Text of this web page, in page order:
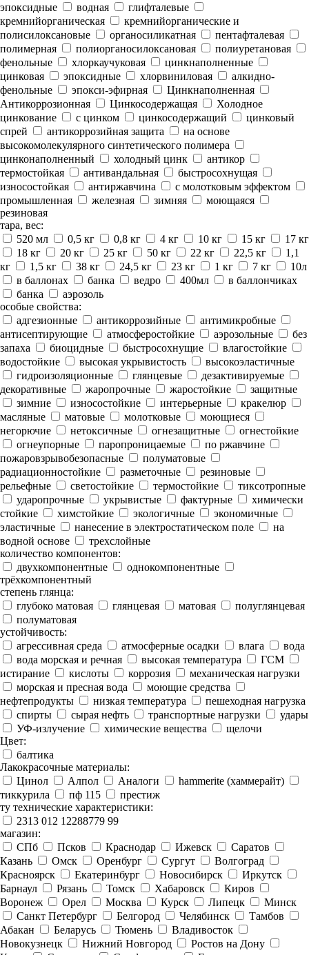
эпоксидные
водная
глифталевые
кремнийорганическая
кремнийорганические и
полисилоксановые
органосиликатная
пентафталевая
полимерная
полиорганосилоксановая
полиуретановая
фенольные
хлоркаучуковая
цинкнаполненные
цинковая
эпоксидные хлорвиниловая
алкидно-
фенольные
эпокси-эфирная
Цинкнаполненная
Антикоррозионная
Цинкосодержащая
Холодное
цинкование
с цинком цинкосодержащий
цинковый
спрей
антикоррозийная защита
на основе
высокомолекулярного синтетического полимера
цинконаполненный
холодный цинк
антикор
термостойкая
антивандальная
быстросохнущая
износостойкая
антиржавчина
с молотковым эффектом
промышленная
железная зимняя
моющаяся
резиновая
тара, вес:
520 мл
0,5 кг 0,8 кг 4 кг 10 кг 15 кг
17 кг
18 кг
20 кг 25 кг 50 кг 22 кг 22,5 кг
1,1
кг
1,5 кг 38 кг 24,5 кг 23 кг 1 кг 7 кг
10л
в баллонах
банка ведро 400мл
в баллончиках
банка
аэрозоль
особые свойства:
адгезионные
антикоррозийные
антимикробные
антисептирующие
атмосферостойкие аэрозольные
без
запаха
биоцидные быстросохнущие
влагостойкие
водостойкие
высокая укрывистость
высокоэластичные
гидроизоляционные
глянцевые
дезактивируемые
декоративные
жаропрочные жаростойкие
защитные
зимние
износостойкие интерьерные
кракелюр
масляные
матовые молотковые
моющиеся
негорючие
нетоксичные огнезащитные
огнестойкие
огнеупорные
паропроницаемые
по ржавчине
пожаровзрывобезопасные
полуматовые
радиационностойкие
разметочные
резиновые
рельефные
светостойкие термостойкие
тиксотропные
ударопрочные
укрывистые фактурные
химически
стойкие
химстойкие экологичные
экономичные
эластичные
нанесение в электростатическом поле
на
водной основе
трехслойные
количество компонентов:
двухкомпонентные
однокомпонентные
трёхкомпонентный
степень глянца:
глубоко матовая
глянцевая матовая
полуглянцевая
полуматовая
устойчивость:
агрессивная среда
атмосферные осадки влага
вода
вода морская и речная
высокая температура
ГСМ
истирание
кислоты коррозия
механическая нагрузки
морская и пресная вода
моющие средства
нефтепродукты
низкая температура
пешеходная нагрузка
спирты
сырая нефть транспортные нагрузки
удары
УФ-излучение
химические вещества
щелочи
Цвет:
балтика
Лакокрасочные материалы:
Цинол
Алпол Аналоги
hammerite (хаммерайт)
тиккурила
пф 115
престиж
ту технические характеристики:
2313 012 12288779 99
магазин:
СПб
Псков Краснодар Ижевск
Саратов
Казань
Омск Оренбург Сургут
Волгоград
Красноярск
Екатеринбург Новосибирск
Иркутск
Барнаул
Рязань Томск Хабаровск
Киров
Воронеж
Орел Москва Курск Липецк
Минск
Санкт Петербург
Белгород Челябинск
Тамбов
Абакан
Беларусь Тюмень
Владивосток
Новокузнецк
Нижний Новгород
Ростов на Дону